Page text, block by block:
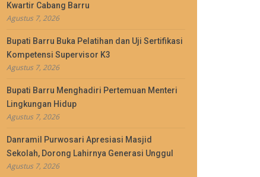
Kwartir Cabang Barru
Agustus 7, 2026
Bupati Barru Buka Pelatihan dan Uji Sertifikasi
Kompetensi Supervisor K3
Agustus 7, 2026
Bupati Barru Menghadiri Pertemuan Menteri
Lingkungan Hidup
Agustus 7, 2026
Danramil Purwosari Apresiasi Masjid
Sekolah, Dorong Lahirnya Generasi Unggul
Agustus 7, 2026